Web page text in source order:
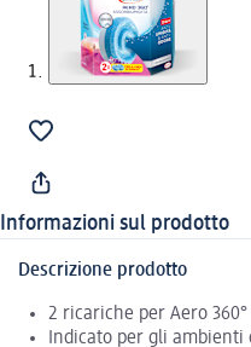
Informazioni sul prodotto
Descrizione prodotto
2 ricariche per Aero
Indicato per gli